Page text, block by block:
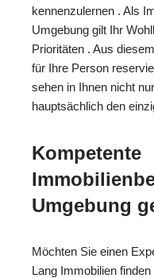
kennenzulernen . Als
Umgebung gilt Ihr
Prioritäten . Aus
für Ihre Person
sehen in Ihnen nicht
hauptsächlich den
Kompetente
Umgebung
Möchten Sie einen
Lang Immobilien